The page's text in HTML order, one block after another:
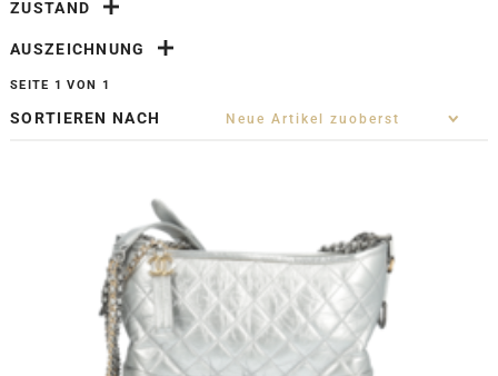
ZUSTAND
AUSZEICHNUNG
SEITE 1 VON 1
SORTIEREN NACH